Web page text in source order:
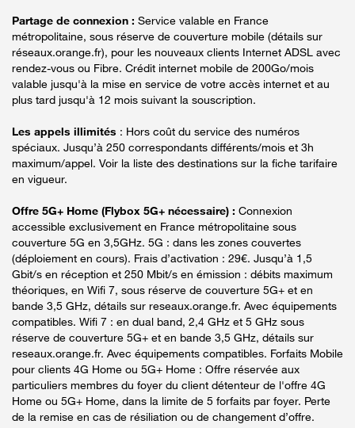
Partage de connexion : Service valable en France
métropolitaine, sous réserve de couverture mobile (détails sur
réseaux.orange.fr), pour les nouveaux clients Internet ADSL avec
rendez-vous ou Fibre. Crédit internet mobile de 200Go/mois
valable jusqu'à la mise en service de votre accès internet et au
plus tard jusqu'à 12 mois suivant la souscription.
Les appels illimités : Hors coût du service des numéros
spéciaux. Jusqu’à 250 correspondants différents/mois et 3h
maximum/appel. Voir la liste des destinations sur la fiche tarifaire
en vigueur.
Offre 5G+ Home (Flybox 5G+ nécessaire) : Connexion
accessible exclusivement en France métropolitaine sous
couverture 5G en 3,5GHz. 5G : dans les zones couvertes
(déploiement en cours). Frais d’activation : 29€. Jusqu’à 1,5
Gbit/s en réception et 250 Mbit/s en émission : débits maximum
théoriques, en Wifi 7, sous réserve de couverture 5G+ et en
bande 3,5 GHz, détails sur reseaux.orange.fr. Avec équipements
compatibles. Wifi 7 : en dual band, 2,4 GHz et 5 GHz sous
réserve de couverture 5G+ et en bande 3,5 GHz, détails sur
reseaux.orange.fr. Avec équipements compatibles. Forfaits Mobile
pour clients 4G Home ou 5G+ Home : Offre réservée aux
particuliers membres du foyer du client détenteur de l'offre 4G
Home ou 5G+ Home, dans la limite de 5 forfaits par foyer. Perte
de la remise en cas de résiliation ou de changement d’offre.